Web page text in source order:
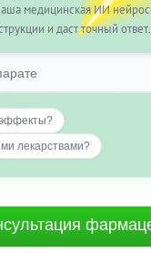
медицинская ИИ
и даст точный ответ.
лекарствами?